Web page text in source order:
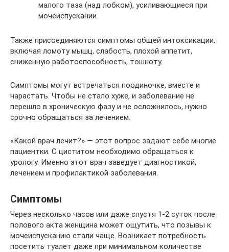
малого таза (над лобком), усиливающиеся при
мочеиспускании.
Также присоединяются симптомы общей интоксикации,
включая ломоту мышц, слабость, плохой аппетит,
сниженную работоспособность, тошноту.
Симптомы могут встречаться поодиночке, вместе и
нарастать. Чтобы не стало хуже, и заболевание не
перешло в хроническую фазу и не осложнилось, нужно
срочно обращаться за лечением.
«Какой врач лечит?» — этот вопрос задают себе многие
пациентки. С циститом необходимо обращаться к
урологу. Именно этот врач заведует диагностикой,
лечением и профилактикой заболевания.
Симптомы
Через несколько часов или даже спустя 1-2 суток после
полового акта женщина может ощутить, что позывы к
мочеиспусканию стали чаще. Возникает потребность
посетить туалет даже при минимальном количестве